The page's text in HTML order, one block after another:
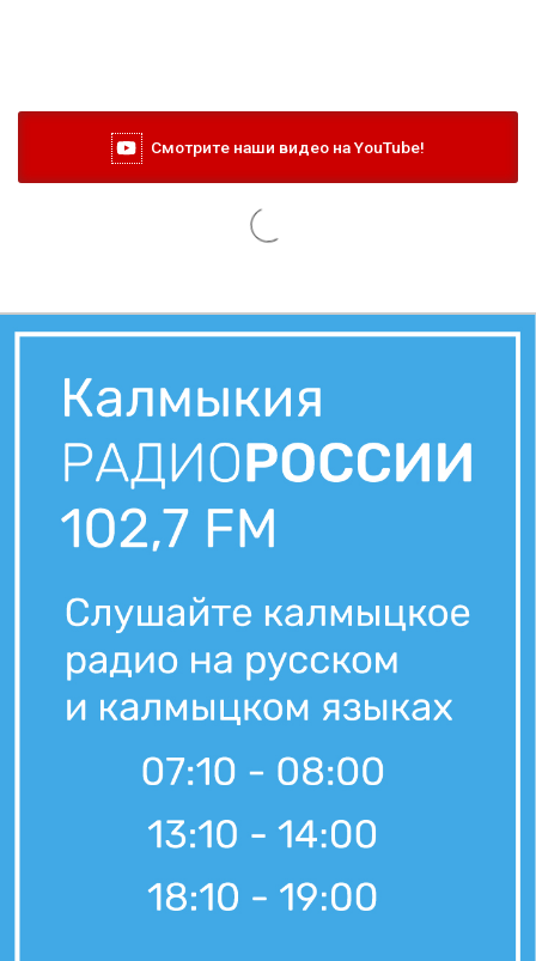
Смотрите наши видео на YouTube!